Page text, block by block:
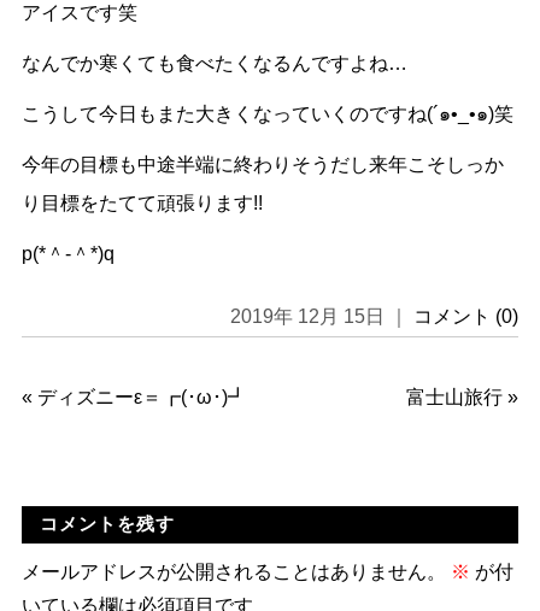
アイスです笑
なんでか寒くても食べたくなるんですよね…
こうして今日もまた大きくなっていくのですね(´๑•_•๑)笑
今年の目標も中途半端に終わりそうだし来年こそしっか
り目標をたてて頑張ります!!
p(*＾-＾*)q
2019年 12月 15日 ｜ コメント (0)
« ディズニーε＝┏(･ω･)┛ 富士山旅行 »
コメントを残す
メールアドレスが公開されることはありません。 ※ が付
いている欄は必須項目です